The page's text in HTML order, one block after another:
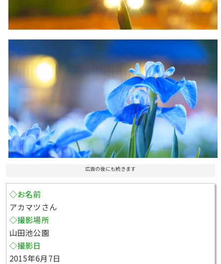
広告の後にも続きます
◇お名前
アカマツさん
◇撮影場所
山田池公園
◇撮影日
2015年6月7日